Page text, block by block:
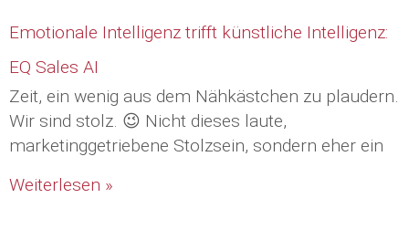
Emotionale Intelligenz trifft künstliche Intelligenz:
EQ Sales AI
Zeit, ein wenig aus dem Nähkästchen zu plaudern.
Wir sind stolz. 😉 Nicht dieses laute,
marketinggetriebene Stolzsein, sondern eher ein
Weiterlesen »